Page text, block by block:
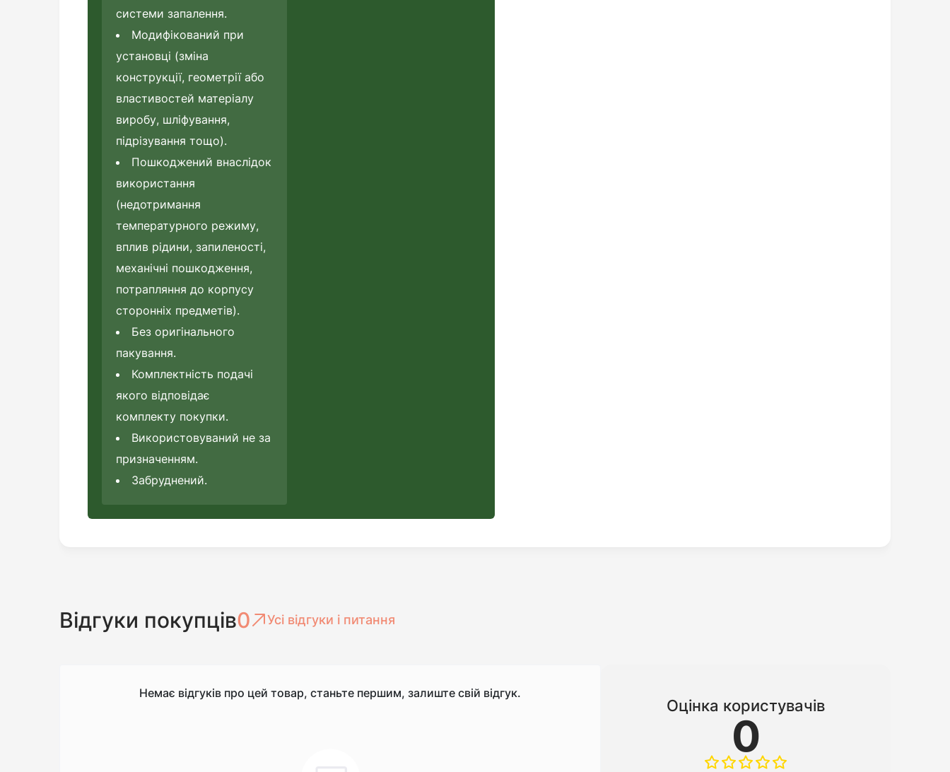
системи запалення.
Модифікований при
установці (зміна
конструкції, геометрії або
властивостей матеріалу
виробу, шліфування,
підрізування тощо).
Пошкоджений внаслідок
використання
(недотримання
температурного режиму,
вплив рідини, запиленості,
механічні пошкодження,
потрапляння до корпусу
сторонніх предметів).
Без оригінального
пакування.
Комплектність подачі
якого відповідає
комплекту покупки.
Використовуваний не за
призначенням.
Забруднений.
Відгуки покупців0 Усі відгуки і питання
Немає відгуків про цей товар, станьте першим, залиште свій відгук.
Оцінка користувачів
0